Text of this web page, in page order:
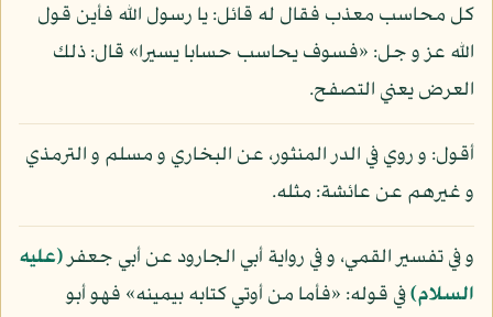
كل محاسب معذب فقال له قائل: يا رسول الله فأين قول
الله عز و جل: «فسوف يحاسب حسابا يسيرا» قال: ذلك
العرض يعني التصفح.
أقول: و روي في الدر المنثور، عن البخاري و مسلم و الترمذي
و غيرهم عن عائشة: مثله.
و في تفسير القمي، و في رواية أبي الجارود عن أبي جعفر(عليه
السلام)في قوله: «فأما من أوتي كتابه بيمينه» فهو أبو